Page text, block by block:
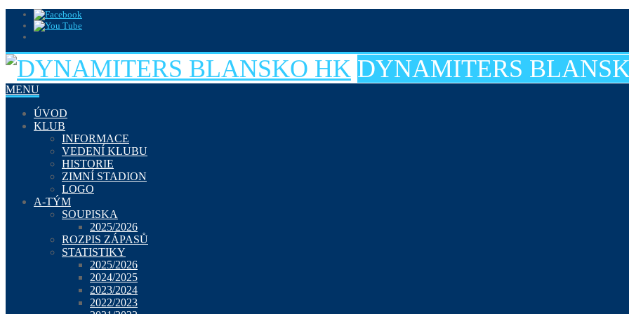
DYNAMITERS
MENU
ÚVOD
KLUB
INFORMACE
VEDENÍ KLUBU
HISTORIE
ZIMNÍ STADION
LOGO
A-TÝM
SOUPISKA
2025/2026
ROZPIS ZÁPASŮ
STATISTIKY
2025/2026
2024/2025
2023/2024
2022/2023